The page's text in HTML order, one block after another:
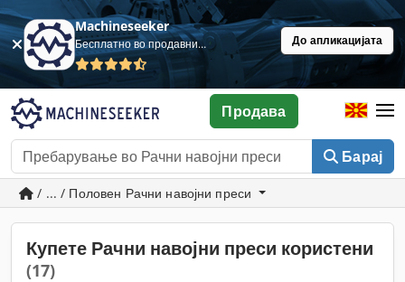
Machineseeker
Бесплатно во продавница До апликацијата
Барај
Продава
/ ... / Половен Рачни навојни преси
Купете Рачни навојни преси користени
(17)